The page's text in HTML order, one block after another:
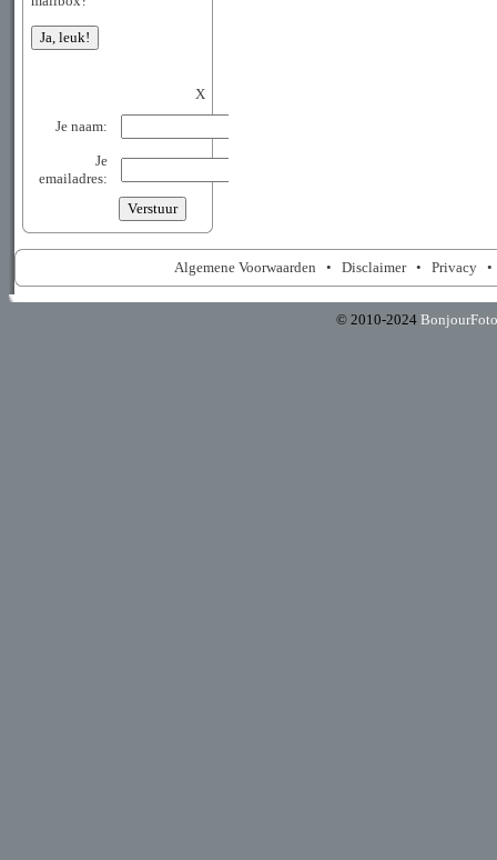
X
Je naam:
Je
emailadres:
Algemene Voorwaarden • Disclaimer• Privacy
© 2010-2024 BonjourFoto